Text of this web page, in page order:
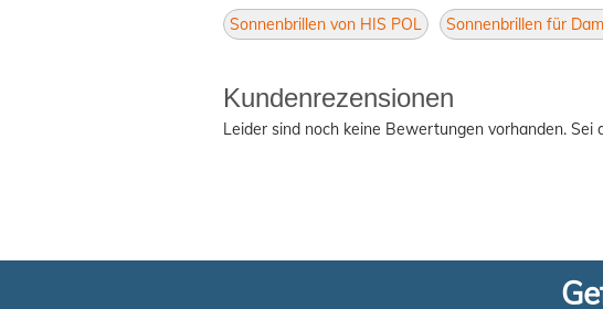
Sonnenbrillen von HIS POL Sonnenbrillen für
Kundenrezensionen
Leider sind noch keine Bewertungen vorhanden.